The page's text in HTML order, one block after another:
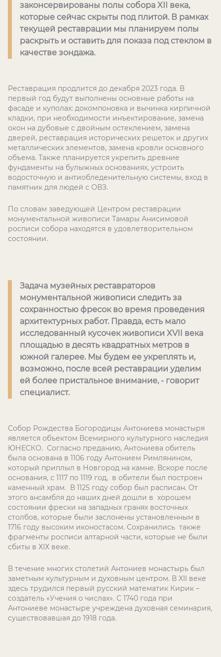
законсервированы полы собора XII века,
которые сейчас скрыты под плитой. В рамках
текущей реставрации мы планируем полы
раскрыть и оставить для показа под стеклом в
качестве зондажа.
Реставрация продлится до декабря 2023 года. В
первый год будут выполнены основные работы на
фасаде и куполах: докомпоновка и вычинка кирпичной
кладки, при необходимости инъектирование, замена
окон на дубовые с двойным остеклением, замена
дверей, реставрация исторических решеток и других
металлических элементов, замена кровли основного
объема. Также планируется укрепить древние
фундаменты на булыжных основаниях, устроить
водосточную и антиобледенительную системы, вход в
памятник для людей с ОВЗ.
По словам заведующей Центром реставрации
монументальной живописи Тамары Анисимовой
росписи собора находятся в удовлетворительном
состоянии.
Задача музейных реставраторов
монументальной живописи следить за
сохранностью фресок во время проведения
архитектурных работ. Правда, есть мало
исследованный кусочек живописи XVII века
площадью в десять квадратных метров в
южной галерее. Мы будем ее укреплять и,
возможно, после всей реставрации уделим
ей более пристальное внимание, - говорит
специалист.
Собор Рождества Богородицы Антониева монастыря
является объектом Всемирного культурного наследия
ЮНЕСКО. Согласно преданию, Антониева обитель
была основана в 1106 году Антонием Римлянином,
который приплыл в Новгород на камне. Вскоре после
основания, с 1117 по 1119 год, в обители был построен
каменный храм. В 1125 году собор был расписан. От
этого ансамбля до наших дней дошли в хорошем
состоянии фрески на западных гранях восточных
столбов, которые были заслонены установленным в
1716 году высоким иконостасом. Сохранились также
фрагменты росписи алтарной части, которые не были
сбиты в ХІХ веке.
В течение многих столетий Антониев монастырь был
заметным культурным и духовным центром. В XII веке
здесь трудился первый русский математик Кирик –
создатель «Учения о числах». С 1740 года при
Антониеве монастыре учреждена духовная семинария,
существовавшая до 1918 года.